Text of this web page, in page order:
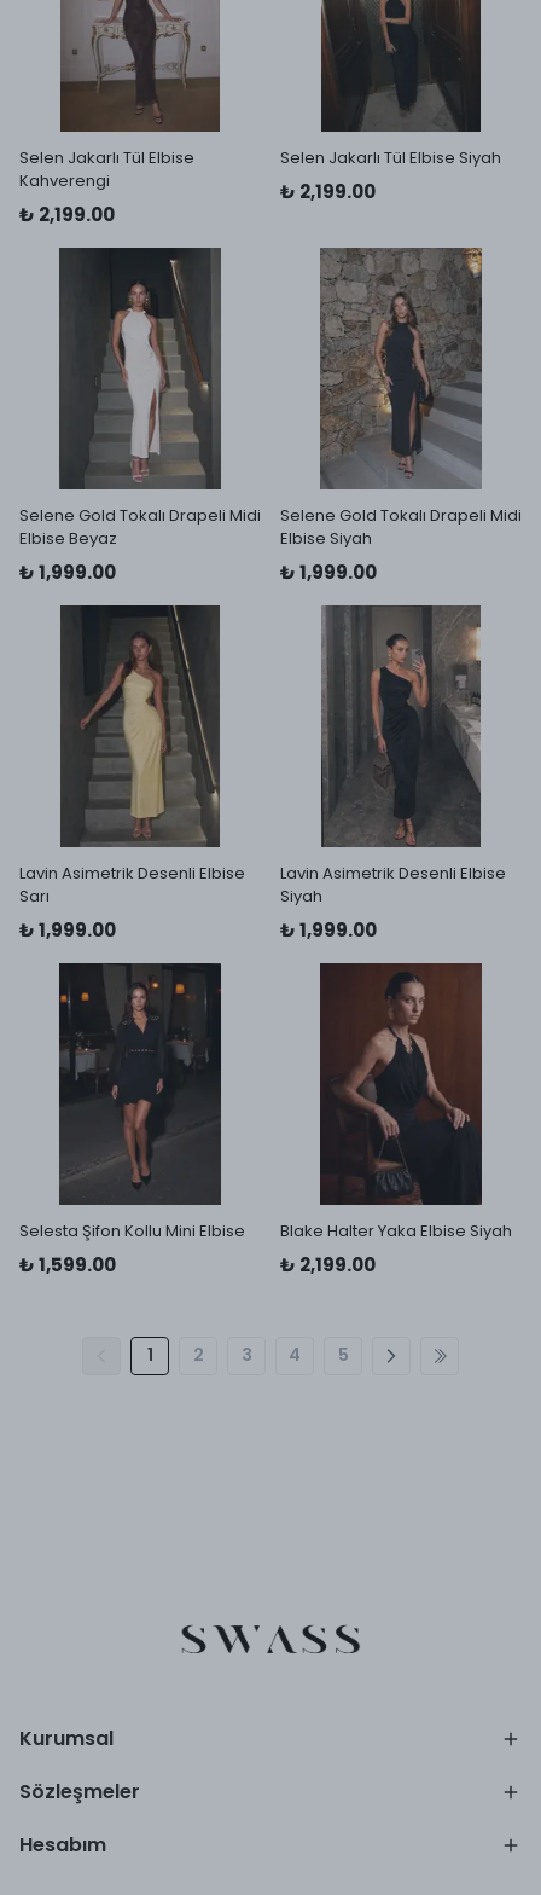
Selen Jakarlı Tül Elbise
Kahverengi
₺ 2,199.00
Selen Jakarlı Tül Elbise Siyah
₺ 2,199.00
Selene Gold Tokalı Drapeli Midi
Elbise Beyaz
₺ 1,999.00
Selene Gold Tokalı Drapeli Midi
Elbise Siyah
₺ 1,999.00
Lavin Asimetrik Desenli Elbise
Sarı
₺ 1,999.00
Lavin Asimetrik Desenli Elbise
Siyah
₺ 1,999.00
Selesta Şifon Kollu Mini Elbise
₺ 1,599.00
Blake Halter Yaka Elbise Siyah
₺ 2,199.00
1 2 3 4 5
Kurumsal
Sözleşmeler
Hesabım